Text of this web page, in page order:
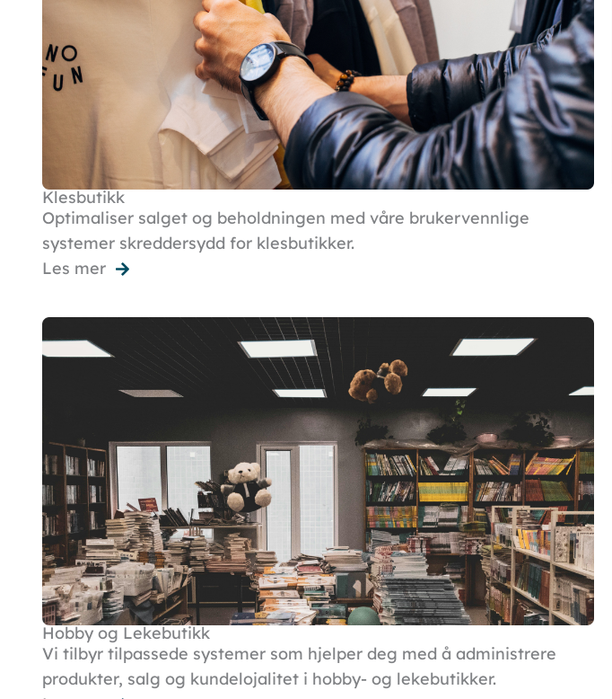
Klesbutikk
Optimaliser salget og beholdningen med våre brukervennlige
systemer skreddersydd for klesbutikker.
Les mer
Hobby og Lekebutikk
Vi tilbyr tilpassede systemer som hjelper deg med å administrere
produkter, salg og kundelojalitet i hobby- og lekebutikker.